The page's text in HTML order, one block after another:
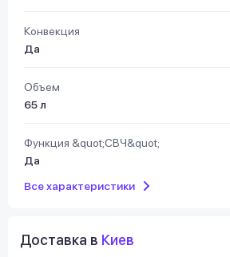
Конвекция
Да
Объем
65 л
Функция &quot;СВЧ&quot;
Да
Все характеристики
Доставка в Киев